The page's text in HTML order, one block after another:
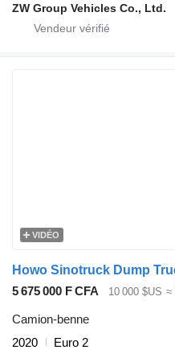
ZW Group Vehicles Co., Ltd.
VIDÉO
Howo Sinotruck Dump
5 675 000 F CFA
10 000 $US ≈
Camion-benne
2020
Euro 2